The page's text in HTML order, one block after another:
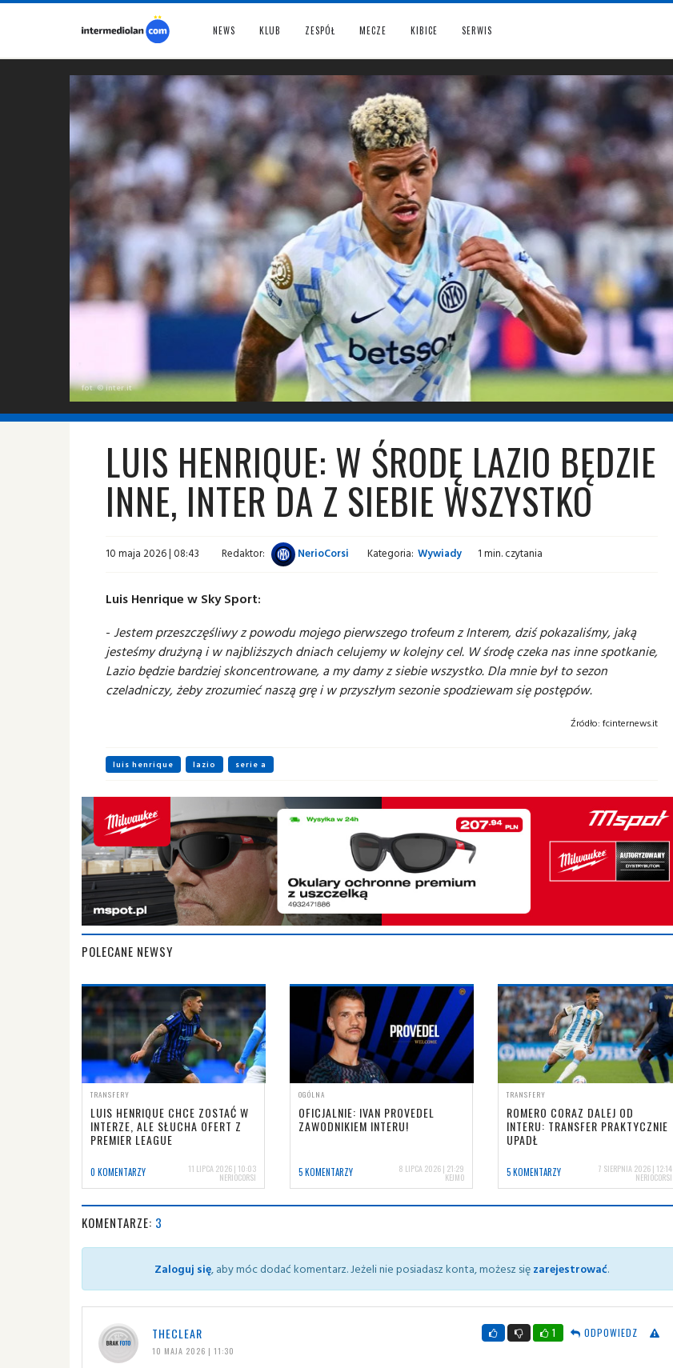
NEWS KLUB ZESPÓŁ MECZE KIBICE SERWIS
fot. © inter.it
LUIS HENRIQUE: W ŚRODĘ LAZIO BĘDZIE
INNE, INTER DA Z SIEBIE WSZYSTKO
10 maja 2026 | 08:43 Redaktor: NerioCorsi Kategoria: Wywiady 1 min. czytania
Luis Henrique w Sky Sport:
- Jestem przeszczęśliwy z powodu mojego pierwszego trofeum z Interem, dziś pokazaliśmy, jaką
jesteśmy drużyną i w najbliższych dniach celujemy w kolejny cel. W środę czeka nas inne spotkanie,
Lazio będzie bardziej skoncentrowane, a my damy z siebie wszystko. Dla mnie był to sezon
czeladniczy, żeby zrozumieć naszą grę i w przyszłym sezonie spodziewam się postępów.
Źródło: fcinternews.it
luis henrique lazio serie a
POLECANE NEWSY
TRANSFERY
LUIS HENRIQUE CHCE ZOSTAĆ W
INTERZE, ALE SŁUCHA OFERT Z
PREMIER LEAGUE
0 KOMENTARZY 11 LIPCA 2026 | 10:03
NERIOCORSI
OGÓLNA
OFICJALNIE: IVAN PROVEDEL
ZAWODNIKIEM INTERU!
5 KOMENTARZY 8 LIPCA 2026 | 21:29
KEJMO
TRANSFERY
ROMERO CORAZ DALEJ OD
INTERU: TRANSFER PRAKTYCZNIE
UPADŁ
5 KOMENTARZY 7 SIERPNIA 2026 | 12:14
NERIOCORSI
KOMENTARZE: 3
Zaloguj się, aby móc dodać komentarz. Jeżeli nie posiadasz konta, możesz sięzarejestrować.
THECLEAR
10 MAJA 2026 | 11:30
1 ODPOWIEDZ